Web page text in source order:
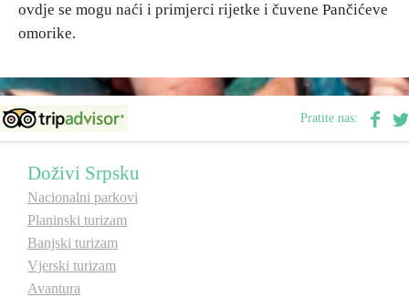
Smještaj
Foto
Video
E-Brochure
Otkrij Srpsku
ovdje se mogu naći i primjerci rijetke i čuvene Pančićeve
omorike.
Pratite nas:
Doživi Srpsku
Nacionalni parkovi
Planinski turizam
Banjski turizam
Vjerski turizam
Avantura